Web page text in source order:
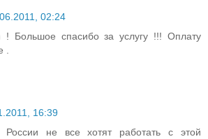
02:24
! Большое спасибо за услугу !!! Оплату
16:39
не все хотят работать с этой